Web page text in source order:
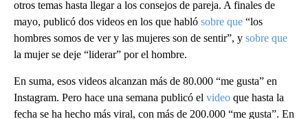
otros temas hasta llegar a los consejos de pareja. A finales de
mayo, publicó dos videos en los que habló sobre que “los
hombres somos de ver y las mujeres son de sentir”, y sobre que
la mujer se deje “liderar” por el hombre.
En suma, esos videos alcanzan más de 80.000 “me gusta” en
Instagram. Pero hace una semana publicó el video que hasta la
fecha se ha hecho más viral, con más de 200.000 “me gusta”. En